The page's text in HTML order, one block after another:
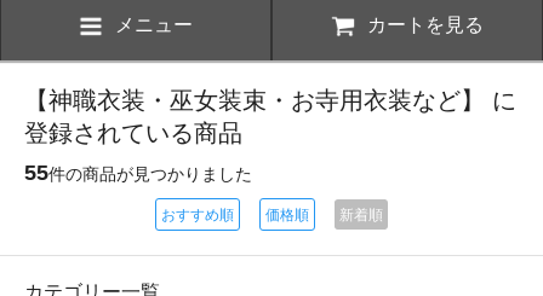
メニュー カートを見る
【神職衣装・巫女装束・お寺用衣装など】 に
登録されている商品
55件の商品が見つかりました
おすすめ順 価格順 新着順